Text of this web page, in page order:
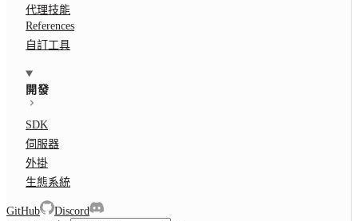
代理技能
References
自訂工具
開發
SDK
伺服器
外掛
生態系統
GitHub
Discord